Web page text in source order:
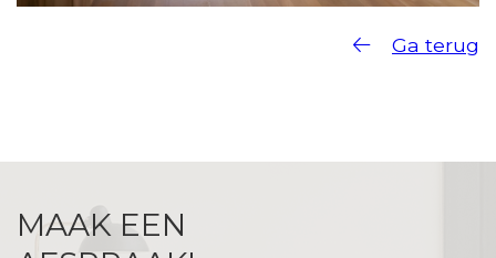
Ga terug
MAAK EEN